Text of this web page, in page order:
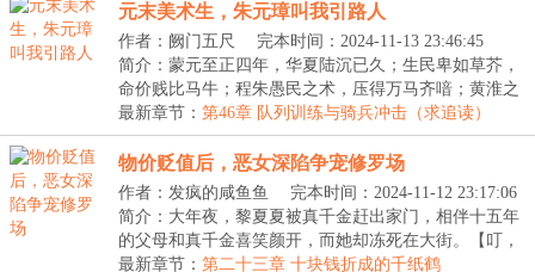
元末美术生，朱元璋叫我引路人
作者：阙门五尺
完本时间：2024-11-13 23:46:45
简介：蒙元至正四年，华夏陆沉已久；生民卑如草芥，
命价贱比马牛；程朱愚民之术，压得万马齐喑；黄淮之
间...
最新章节： 第46章 队列训练与骑兵冲击（求追读）
物价贬值后，恶女深陷争宠修罗场
作者：发疯的咸鱼鱼
完本时间：2024-11-12 23:17:06
简介：大年夜，黎夏夏被真千金赶出家门，相伴十五年
的父母和真千金喜笑颜开，而她却冻死在大街。【叮，
恭...
最新章节： 第二十三章 十块钱折成的千纸鹤